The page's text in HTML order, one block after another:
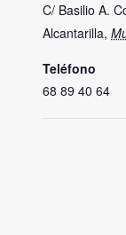
C/ Basilio A.
Alcantarilla,
Teléfono
68 89 40 64